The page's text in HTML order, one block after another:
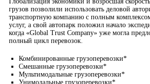
грузов позволили использовать деловой
транспортную компанию с полным
услуг, а свой автопарк положил начало
когда «Global Trust Company» уже могла
полный цикл перевозок.
Комбинированные грузоперевозки*
Смешанные грузоперевозки*
Мультимодальные грузоперевозки*
Унимодальные грузоперевозки*